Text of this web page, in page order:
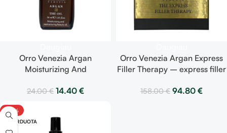
Orro Venezia Argan
Moisturizing And
drėkinantis ir
restruktūrizuojantis aliejus 30
24.00€ 14.40 €
Orro Venezia Argan Express
Filler Therapy – express filler
158.00€ 94.80 €
-40%
IŠPARDUOTA